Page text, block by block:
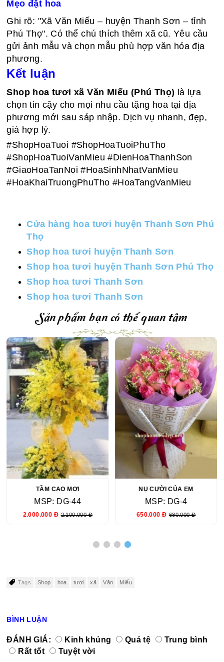
Mẹo đặt hoa
Ghi rõ: "Xã Văn Miếu – huyện Thanh Sơn – tỉnh
Phú Thọ". Có thể chú thích thêm xã cũ. Yêu cầu
gửi ảnh mẫu và chọn mẫu phù hợp văn hóa địa
phương.
Kết luận
Shop hoa tươi xã Văn Miếu (Phú Thọ) là lựa
chọn tin cậy cho mọi nhu cầu tặng hoa tại địa
phương mới sau sáp nhập. Dịch vụ nhanh, đẹp,
giá hợp lý.
#ShopHoaTuoi #ShopHoaTuoiPhuTho
#ShopHoaTuoiVanMieu #DienHoaThanhSon
#GiaoHoaTanNoi #HoaSinhNhatVanMieu
#HoaKhaiTruongPhuTho #HoaTangVanMieu
Cửa hàng hoa tươi huyện Thanh Sơn Phú
Thọ
Shop hoa tươi huyện Thanh Sơn
Shop hoa tươi huyện Thanh Sơn Phú Thọ
Shop hoa tươi Thanh Sơn
Shop hoa tươi Thanh Sơn
Sản phẩm bạn có thể quan tâm
TẦM CAO MƠI
MSP: DG-44
2.000.000 Đ 2.100.000 Đ
NỤ CƯỜI CỦA EM
MSP: DG-4
650.000 Đ 680.000 Đ
Tags Shop hoa tươi xã Văn Miếu
BÌNH LUẬN
ĐÁNH GIÁ: Kinh khủng Quá tệ
Trung bình
Rất tốt
Tuyệt vời